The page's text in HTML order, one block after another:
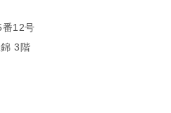
番12号
3階